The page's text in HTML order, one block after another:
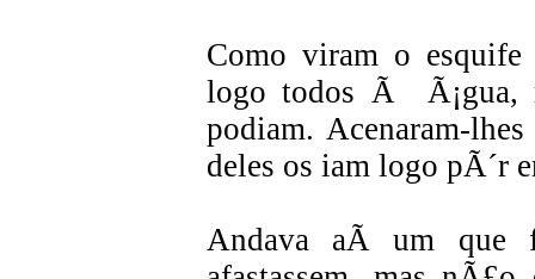
Como viram o esquife
logo todos Ã Ã¡gua,
podiam. Acenaram-
deles os iam logo pÃ´r
Andava aÃ­ um que